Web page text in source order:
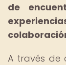
de
A través de